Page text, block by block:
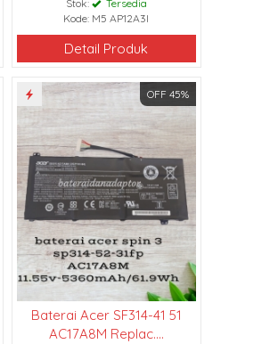
Stok:
Tersedia
Kode: M5 AP12A3I
Detail Produk
OFF 45%
Baterai Acer SF314-41 51
AC17A8M Replac....